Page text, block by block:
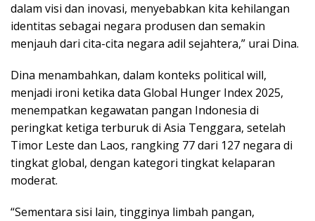
dalam visi dan inovasi, menyebabkan kita kehilangan
identitas sebagai negara produsen dan semakin
menjauh dari cita-cita negara adil sejahtera,” urai Dina.
Dina menambahkan, dalam konteks political will,
menjadi ironi ketika data Global Hunger Index 2025,
menempatkan kegawatan pangan Indonesia di
peringkat ketiga terburuk di Asia Tenggara, setelah
Timor Leste dan Laos, rangking 77 dari 127 negara di
tingkat global, dengan kategori tingkat kelaparan
moderat.
“Sementara sisi lain, tingginya limbah pangan,